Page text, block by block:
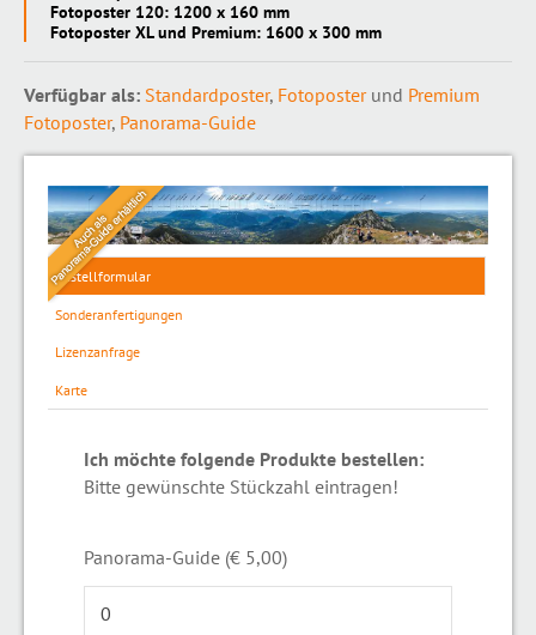
Fotoposter 120: 1200 x 160 mm
Fotoposter XL und Premium: 1600 x 300 mm
Verfügbar als: Standardposter, Fotoposterund Premium
Fotoposter, Panorama-Guide
Bestellformular
Sonderanfertigungen
Lizenzanfrage
Karte
Ich möchte folgende Produkte bestellen:
Bitte gewünschte Stückzahl eintragen!
Panorama-Guide (€ 5,00)